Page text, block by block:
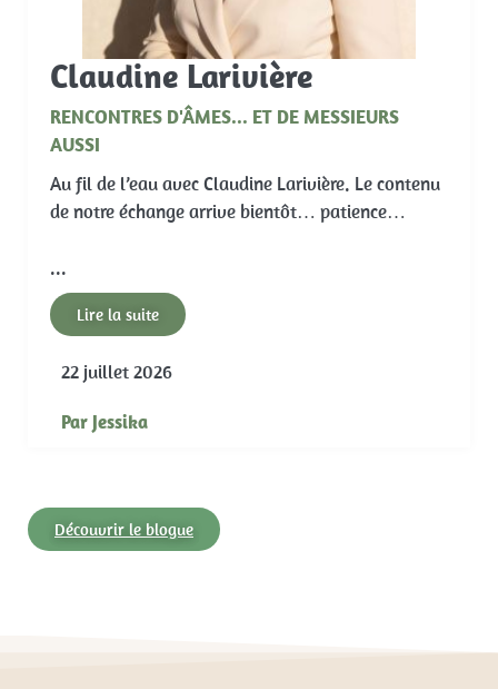
Claudine Larivière
RENCONTRES D'ÂMES... ET DE MESSIEURS
AUSSI
Au fil de l’eau avec Claudine Larivière. Le contenu
de notre échange arrive bientôt… patience…
...
Lire la suite
22 juillet 2026
Par Jessika
Découvrir le blogue